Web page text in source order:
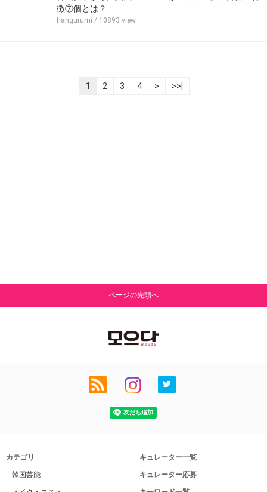
徴⑦個とは？
hangurumi / 10893 view
1 2 3 4 > >>|
ページの先頭へ
カテゴリ
韓国芸能
キュレーター一覧
キュレーター応募